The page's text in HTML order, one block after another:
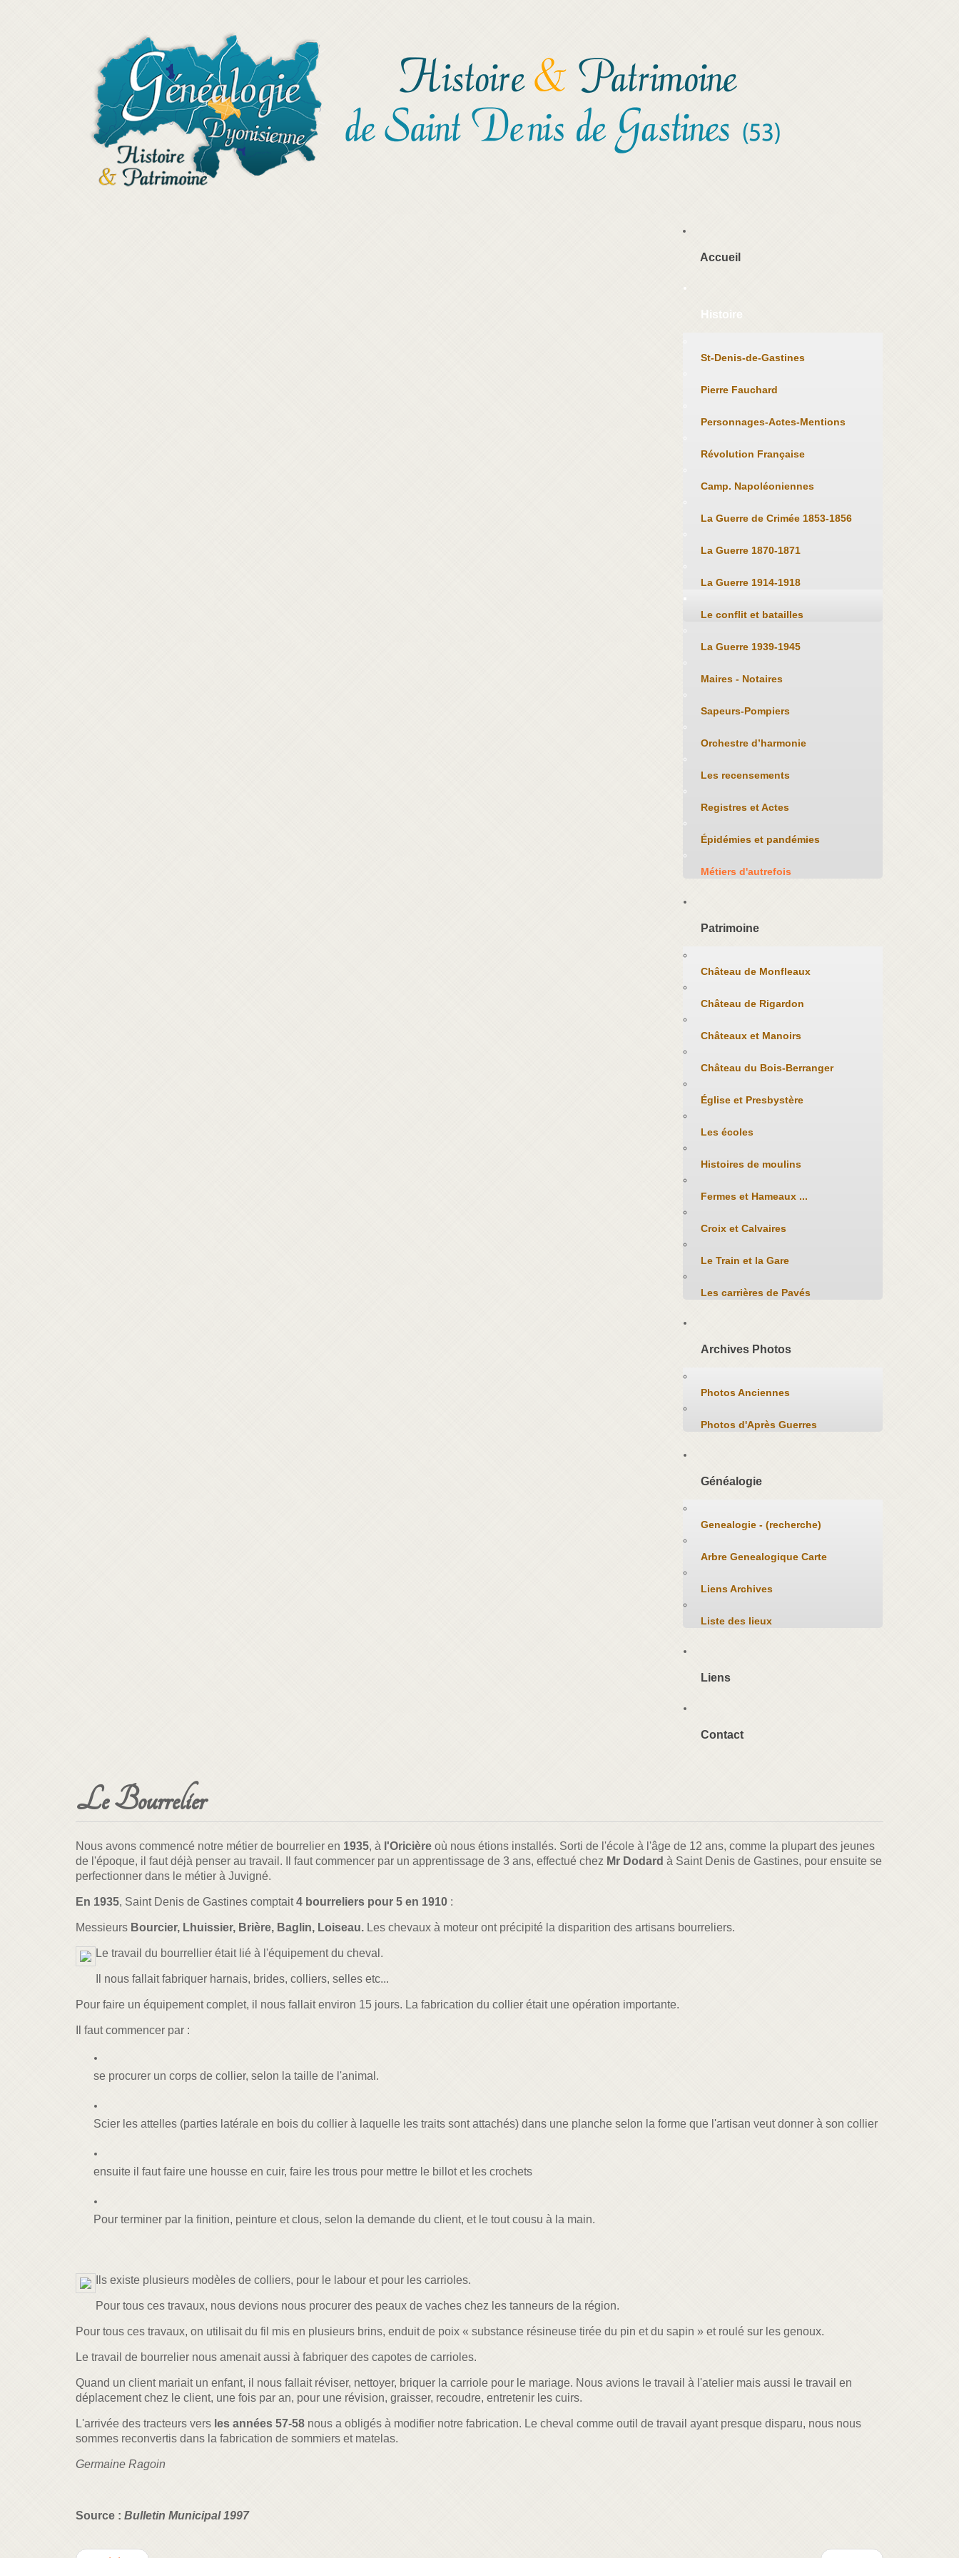
Accueil
Histoire
St-Denis-de-Gastines
Pierre Fauchard
Personnages-Actes-Mentions
Révolution Française
Camp. Napoléoniennes
La Guerre de Crimée 1853-1856
La Guerre 1870-1871
La Guerre 1914-1918
Le conflit et batailles
La Guerre 1939-1945
Maires - Notaires
Sapeurs-Pompiers
Orchestre d’harmonie
Les recensements
Registres et Actes
Épidémies et pandémies
Métiers d'autrefois
Patrimoine
Château de Monfleaux
Château de Rigardon
Châteaux et Manoirs
Château du Bois-Berranger
Église et Presbystère
Les écoles
Histoires de moulins
Fermes et Hameaux ...
Croix et Calvaires
Le Train et la Gare
Les carrières de Pavés
Archives Photos
Photos Anciennes
Photos d'Après Guerres
Généalogie
Genealogie - (recherche)
Arbre Genealogique Carte
Liens Archives
Liste des lieux
Liens
Contact
Le Bourrelier
Nous avons commencé notre métier de bourrelier en 1935, à l'Oricière où nous étions installés. Sorti de l'école à l'âge de 12 ans, comme la plupart des jeunes
de l'époque, il faut déjà penser au travail. Il faut commencer par un apprentissage de 3 ans, effectué chez Mr Dodard à Saint Denis de Gastines, pour ensuite se
perfectionner dans le métier à Juvigné.
En 1935, Saint Denis de Gastines comptait4 bourreliers pour 5 en 1910 :
Messieurs Bourcier, Lhuissier, Brière, Baglin, Loiseau. Les chevaux à moteur ont précipité la disparition des artisans bourreliers.
Le travail du bourrellier était lié à l'équipement du cheval.
Il nous fallait fabriquer harnais, brides, colliers, selles etc...
Pour faire un équipement complet, il nous fallait environ 15 jours. La fabrication du collier était une opération importante.
Il faut commencer par :
se procurer un corps de collier, selon la taille de l'animal.
Scier les attelles (parties latérale en bois du collier à laquelle les traits sont attachés) dans une planche selon la forme que l'artisan veut donner à son collier
ensuite il faut faire une housse en cuir, faire les trous pour mettre le billot et les crochets
Pour terminer par la finition, peinture et clous, selon la demande du client, et le tout cousu à la main.
Ils existe plusieurs modèles de colliers, pour le labour et pour les carrioles.
Pour tous ces travaux, nous devions nous procurer des peaux de vaches chez les tanneurs de la région.
Pour tous ces travaux, on utilisait du fil mis en plusieurs brins, enduit de poix « substance résineuse tirée du pin et du sapin » et roulé sur les genoux.
Le travail de bourrelier nous amenait aussi à fabriquer des capotes de carrioles.
Quand un client mariait un enfant, il nous fallait réviser, nettoyer, briquer la carriole pour le mariage. Nous avions le travail à l'atelier mais aussi le travail en
déplacement chez le client, une fois par an, pour une révision, graisser, recoudre, entretenir les cuirs.
L'arrivée des tracteurs vers les années 57-58 nous a obligés à modifier notre fabrication. Le cheval comme outil de travail ayant presque disparu, nous nous
sommes reconvertis dans la fabrication de sommiers et matelas.
Germaine Ragoin
Source : Bulletin Municipal 1997